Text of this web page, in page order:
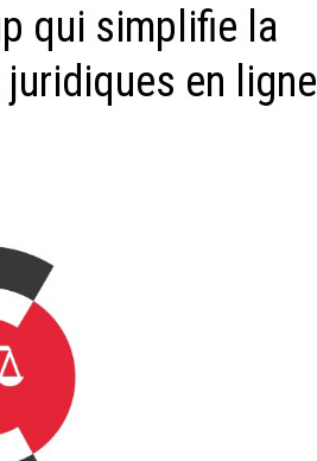
qui simplifie la
en ligne